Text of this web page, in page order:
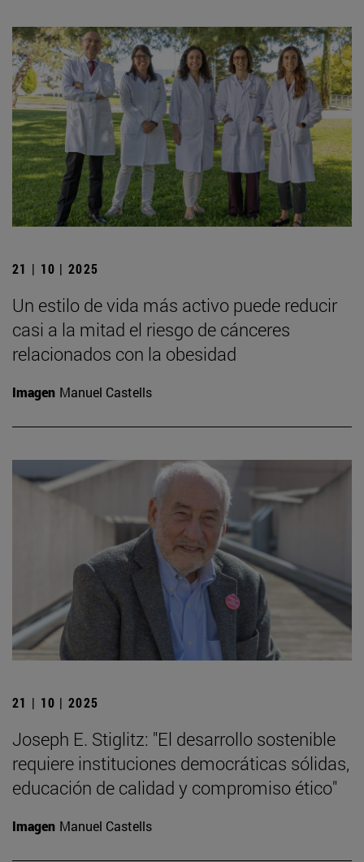
21 | 10 | 2025
Un estilo de vida más activo puede reducir
casi a la mitad el riesgo de cánceres
relacionados con la obesidad
Imagen Manuel Castells
21 | 10 | 2025
Joseph E. Stiglitz: "El desarrollo sostenible
requiere instituciones democráticas sólidas,
educación de calidad y compromiso ético"
Imagen Manuel Castells